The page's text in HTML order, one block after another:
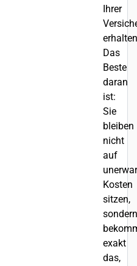
Ihrer
Das
Beste
daran
ist:
Sie
bleiben
nicht
auf
Kosten
sitzen,
sondern
exakt
das,